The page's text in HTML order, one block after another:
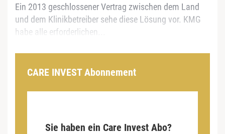
Ein 2013 geschlossener Vertrag zwischen dem Land
und dem Klinikbetreiber sehe diese Lösung vor. KMG
habe alle erforderlichen...
CARE INVEST Abonnement
Sie haben ein Care Invest Abo?